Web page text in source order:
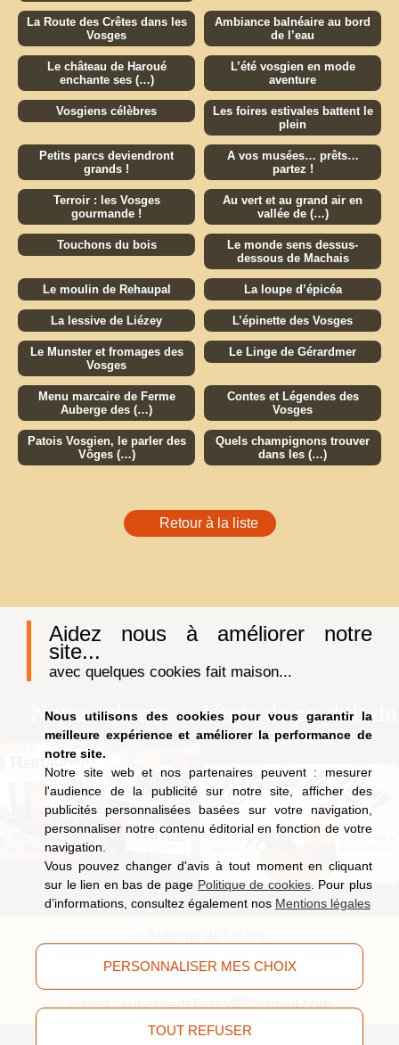
Aidez nous à améliorer notre
site...
avec quelques cookies fait maison...
Nous utilisons des cookies pour vous garantir la
meilleure expérience et améliorer la performance de
notre site.
Notre site web et nos partenaires peuvent : mesurer
l'audience de la publicité sur notre site, afficher des
publicités personnalisées basées sur votre navigation,
personnaliser notre contenu éditorial en fonction de votre
navigation.
Vous pouvez changer d'avis à tout moment en cliquant
sur le lien en bas de page Politique de cookies. Pour plus
d’informations, consultez également nos Mentions légales
TOUT REFUSER
PERSONNALISER MES CHOIX
La Route des Crêtes dans les
Vosges
Ambiance balnéaire au bord
de l’eau
Le château de Haroué
enchante ses (…)
L’été vosgien en mode
aventure
Vosgiens célèbres
Les foires estivales battent le
plein
Petits parcs deviendront
grands !
A vos musées… prêts…
partez !
Terroir : les Vosges
gourmande !
Au vert et au grand air en
vallée de (…)
Touchons du bois
Le monde sens dessus-
dessous de Machais
Le moulin de Rehaupal La loupe d’épicéa
La lessive de Liézey L’épinette des Vosges
Le Munster et fromages des
Vosges
Le Linge de Gérardmer
Menu marcaire de Ferme
Auberge des (…)
Contes et Légendes des
Vosges
Patois Vosgien, le parler des
Vôges (…)
Quels champignons trouver
dans les (…)
Retour à la liste
Notre auberge
Vente de produit du
terroir
9, route de Saucefaing, 88400 Liézey(Vosges)
E-mail :aubergedeliezey88@gmail.com